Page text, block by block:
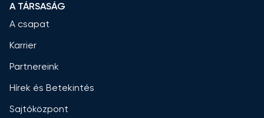
A TÁRSASÁG
A csapat
Karrier
Partnereink
Hírek és Betekintés
Sajtóközpont